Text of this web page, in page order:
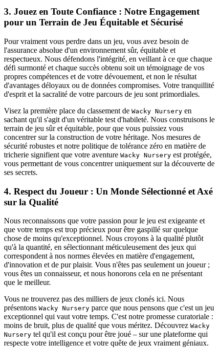
3. Jouez en Toute Confiance : Notre Engagement
pour un Terrain de Jeu Équitable et Sécurisé
Pour vraiment vous perdre dans un jeu, vous avez besoin de
l'assurance absolue d'un environnement sûr, équitable et
respectueux. Nous défendons l'intégrité, en veillant à ce que chaque
défi surmonté et chaque succès obtenu soit un témoignage de vos
propres compétences et de votre dévouement, et non le résultat
d'avantages déloyaux ou de données compromises. Votre tranquillité
d'esprit et la sacralité de votre parcours de jeu sont primordiales.
Visez la première place du classement de Wacky Nursery en
sachant qu'il s'agit d'un véritable test d'habileté. Nous construisons le
terrain de jeu sûr et équitable, pour que vous puissiez vous
concentrer sur la construction de votre héritage. Nos mesures de
sécurité robustes et notre politique de tolérance zéro en matière de
tricherie signifient que votre aventure Wacky Nursery est protégée,
vous permettant de vous concentrer uniquement sur la découverte de
ses secrets.
4. Respect du Joueur : Un Monde Sélectionné et Axé
sur la Qualité
Nous reconnaissons que votre passion pour le jeu est exigeante et
que votre temps est trop précieux pour être gaspillé sur quelque
chose de moins qu'exceptionnel. Nous croyons à la qualité plutôt
qu'à la quantité, en sélectionnant méticuleusement des jeux qui
correspondent à nos normes élevées en matière d'engagement,
d'innovation et de pur plaisir. Vous n'êtes pas seulement un joueur ;
vous êtes un connaisseur, et nous honorons cela en ne présentant
que le meilleur.
Vous ne trouverez pas des milliers de jeux clonés ici. Nous
présentons Wacky Nursery parce que nous pensons que c'est un jeu
exceptionnel qui vaut votre temps. C'est notre promesse curatoriale :
moins de bruit, plus de qualité que vous méritez. Découvrez Wacky
Nursery tel qu'il est conçu pour être joué – sur une plateforme qui
respecte votre intelligence et votre quête de jeux vraiment géniaux.